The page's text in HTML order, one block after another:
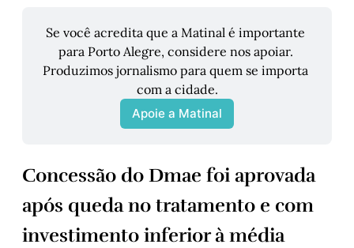
Se você acredita que a Matinal é importante
para Porto Alegre, considere nos apoiar.
Produzimos jornalismo para quem se importa
com a cidade.
Apoie a Matinal
Concessão do Dmae foi aprovada
após queda no tratamento e com
investimento inferior à média